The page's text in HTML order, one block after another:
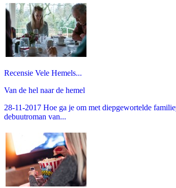
Recensie Vele Hemels...
Van de hel naar de hemel
28-11-2017 Hoe ga je om met diepgewortelde
debuutroman van...